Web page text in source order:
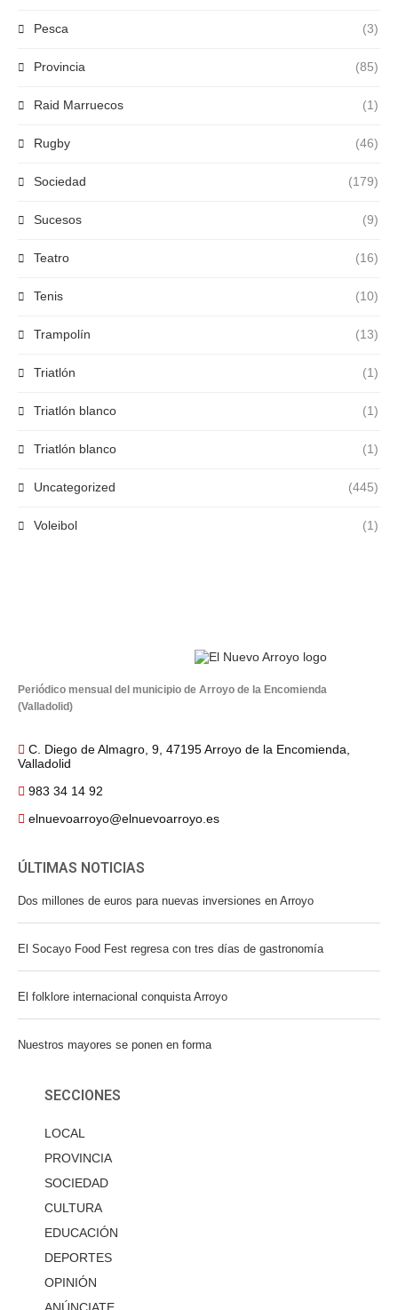
Pesca (3)
Provincia (85)
Raid Marruecos (1)
Rugby (46)
Sociedad (179)
Sucesos (9)
Teatro (16)
Tenis (10)
Trampolín (13)
Triatlón (1)
Triatlón blanco (1)
Triatlón blanco (1)
Uncategorized (445)
Voleibol (1)
Periódico mensual del municipio de Arroyo de la Encomienda
(Valladolid)
C. Diego de Almagro, 9, 47195 Arroyo de la Encomienda,
Valladolid
983 34 14 92
elnuevoarroyo@elnuevoarroyo.es
ÚLTIMAS NOTICIAS
Dos millones de euros para nuevas inversiones en Arroyo
El Socayo Food Fest regresa con tres días de gastronomía
El folklore internacional conquista Arroyo
Nuestros mayores se ponen en forma
SECCIONES
LOCAL
PROVINCIA
SOCIEDAD
CULTURA
EDUCACIÓN
DEPORTES
OPINIÓN